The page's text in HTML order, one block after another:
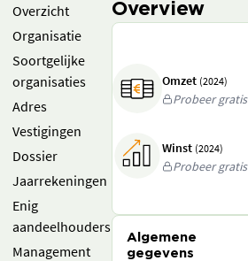
Overzicht
Organisatie
Soortgelijke
organisaties
Adres
Vestigingen
Dossier
Jaarrekeningen
Enig
aandeelhouders
Management
Overview
Omzet (2024)
Probeer gratis
Winst (2024)
Probeer gratis
Algemene
gegevens